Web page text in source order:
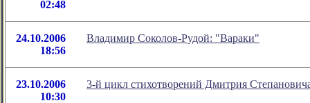
02:48
24.10.2006
18:56
Владимир Соколов-Рудой: "Вараки"
23.10.2006
10:30
3-й цикл стихотворений Дмитрия